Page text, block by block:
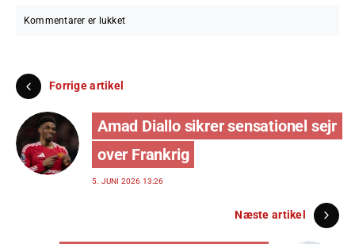
Kommentarer er lukket
Forrige artikel
Amad Diallo sikrer sensationel sejr
over Frankrig
5. JUNI 2026 13:26
Næste artikel